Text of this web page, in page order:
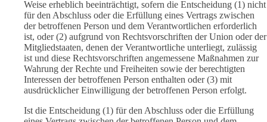
Weise erheblich beeinträchtigt, sofern die Entscheidung (1) nicht
für den Abschluss oder die Erfüllung eines Vertrags zwischen
der betroffenen Person und dem Verantwortlichen erforderlich
ist, oder (2) aufgrund von Rechtsvorschriften der Union oder der
Mitgliedstaaten, denen der Verantwortliche unterliegt, zulässig
ist und diese Rechtsvorschriften angemessene Maßnahmen zur
Wahrung der Rechte und Freiheiten sowie der berechtigten
Interessen der betroffenen Person enthalten oder (3) mit
ausdrücklicher Einwilligung der betroffenen Person erfolgt.
Ist die Entscheidung (1) für den Abschluss oder die Erfüllung